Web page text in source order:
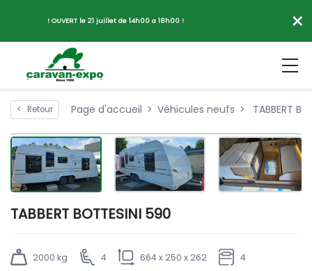
! OUVERT le 21 juillet de 14h00 a 18h00 ! ×
< Retour Page d'accueil Véhicules neufs TABBERT
TABBERT BOTTESINI 590
2000 kg 4 664 x 250 x 262 4